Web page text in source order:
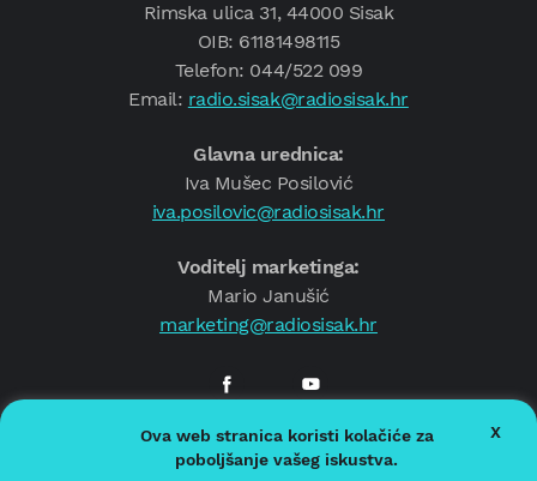
Rimska ulica 31, 44000 Sisak
OIB: 61181498115
Telefon: 044/522 099
Email: radio.sisak@radiosisak.hr
Glavna urednica:
Iva Mušec Posilović
iva.posilovic@radiosisak.hr
Voditelj marketinga:
Mario Janušić
marketing@radiosisak.hr
© 2026.Radio Sisak
Politika privatnosti
Ova web stranica koristi kolačiće za
poboljšanje vašeg iskustva.
X